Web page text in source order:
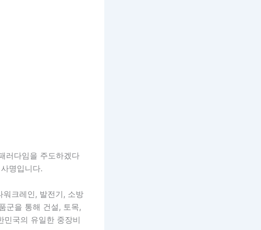
러다임을 주도하겠다
명입니다.
크레인, 발전기, 소방
군을 통해 건설, 토목,
민국의 유일한 중장비